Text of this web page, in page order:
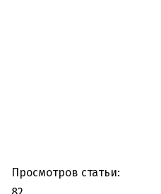
Просмотров статьи: